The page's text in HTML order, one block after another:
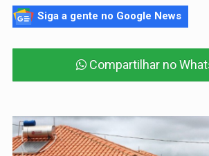
Siga a gente no Google News
Compartilhar no